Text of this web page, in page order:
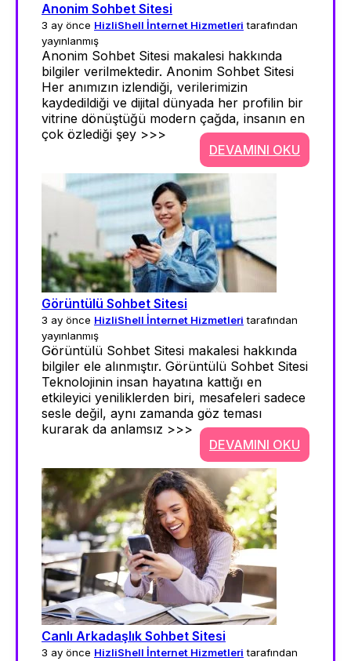
Anonim Sohbet Sitesi
3 ay önce HizliShell İnternet Hizmetleri tarafından
yayınlanmış
Anonim Sohbet Sitesi makalesi hakkında
bilgiler verilmektedir. Anonim Sohbet Sitesi
Her anımızın izlendiği, verilerimizin
kaydedildiği ve dijital dünyada her profilin bir
vitrine dönüştüğü modern çağda, insanın en
çok özlediği şey >>>
DEVAMINI OKU
Görüntülü Sohbet Sitesi
3 ay önce HizliShell İnternet Hizmetleri tarafından
yayınlanmış
Görüntülü Sohbet Sitesi makalesi hakkında
bilgiler ele alınmıştır. Görüntülü Sohbet Sitesi
Teknolojinin insan hayatına kattığı en
etkileyici yeniliklerden biri, mesafeleri sadece
sesle değil, aynı zamanda göz teması
kurarak da anlamsız >>>
DEVAMINI OKU
Canlı Arkadaşlık Sohbet Sitesi
3 ay önce HizliShell İnternet Hizmetleri tarafından